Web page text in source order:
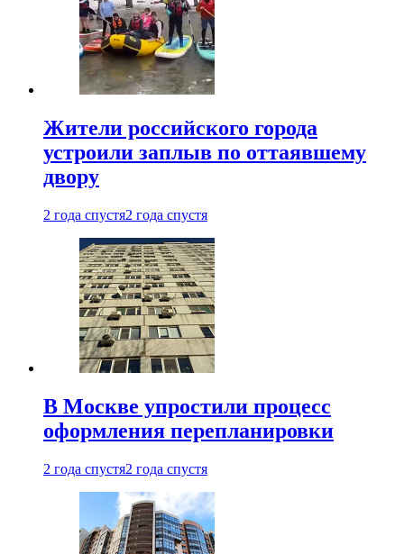
Жители российского города
устроили заплыв по оттаявшему
двору
2 года спустя2 года спустя
В Москве упростили процесс
оформления перепланировки
2 года спустя2 года спустя